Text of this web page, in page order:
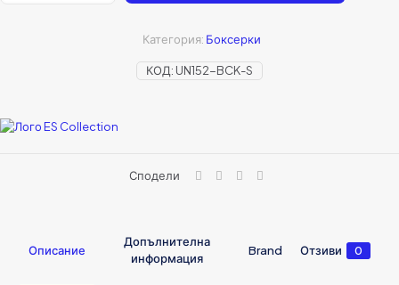
КОД: UN152-BCK-S
Категория: Боксерки
Сподели
Описание
Допълнителна
информация
Brand Отзиви 0